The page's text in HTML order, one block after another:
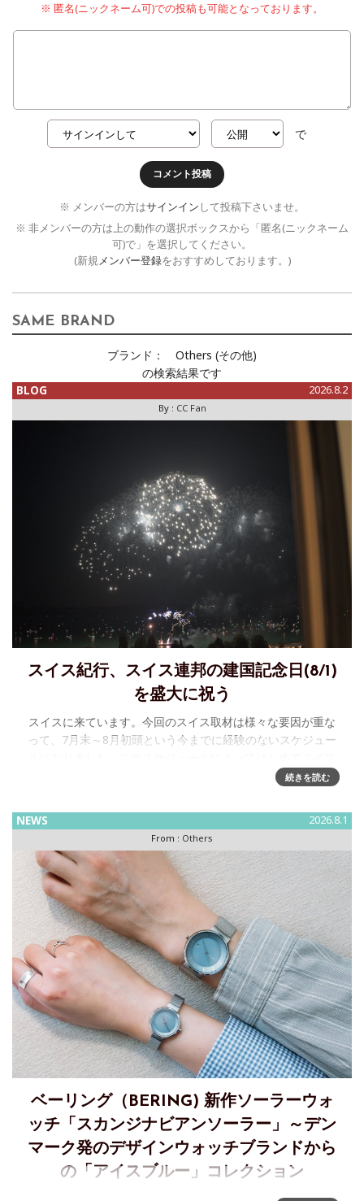
※ 匿名(ニックネーム可)での投稿も可能となっております。
で
コメント投稿
※ メンバーの方はサインイン して投稿下さいませ。
※ 非メンバーの方は上の動作の選択ボックスから「匿名(ニックネーム
可)で」を選択してください。
(新規メンバー登録をおすすめしております。)
SAME BRAND
ブランド：
Others (その他)
の検索結果です
BLOG 2026.8.2
By : CC Fan
スイス紀行、スイス連邦の建国記念日(8/1)
を盛大に祝う
スイスに来ています。今回のスイス取材は様々な要因が重な
って、7月末～8月初頭という今までに経験のないスケジュー
連邦の建国記念日、すなわちSchweizer Bundesfeiertag
続きを読む
NEWS 2026.8.1
From : Others
ベーリング（BERING) 新作ソーラーウォ
ッチ「スカンジナビアンソーラー」～デン
マーク発のデザインウォッチブランドから
の「アイスブルー」コレクション